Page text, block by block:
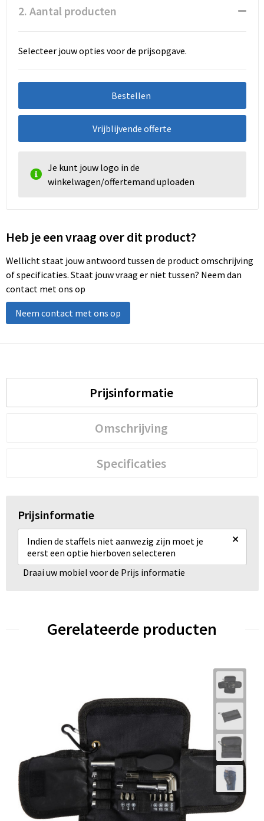
2. Aantal producten
Selecteer jouw opties voor de prijsopgave.
Bestellen
Vrijblijvende offerte
Je kunt jouw logo in de
winkelwagen/offertemand uploaden
Heb je een vraag over dit product?
Wellicht staat jouw antwoord tussen de product omschrijving
of specificaties. Staat jouw vraag er niet tussen? Neem dan
contact met ons op
Neem contact met ons op
Prijsinformatie
Omschrijving
Specificaties
Prijsinformatie
Indien de staffels niet aanwezig zijn moet je
eerst een optie hierboven selecteren
×
Draai uw mobiel voor de Prijs informatie
Gerelateerde producten